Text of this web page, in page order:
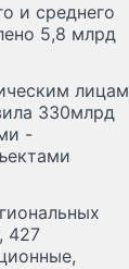
и среднего
5,8 млрд
лицам
330млрд
-
427